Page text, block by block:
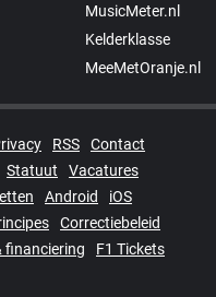
MusicMeter.nl
Kelderklasse
MeeMetOranje.nl
RSS
Contact
Statuut
Vacatures
Android
iOS
Correctiebeleid
financiering
F1 Tickets